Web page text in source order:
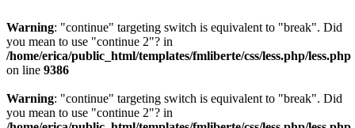
Warning: "continue" targeting switch is equivalent to "break". Did
you mean to use "continue 2"? in
/home/erica/public_html/templates/fmliberte/css/less.php/less.php
on line 9386
Warning: "continue" targeting switch is equivalent to "break". Did
you mean to use "continue 2"? in